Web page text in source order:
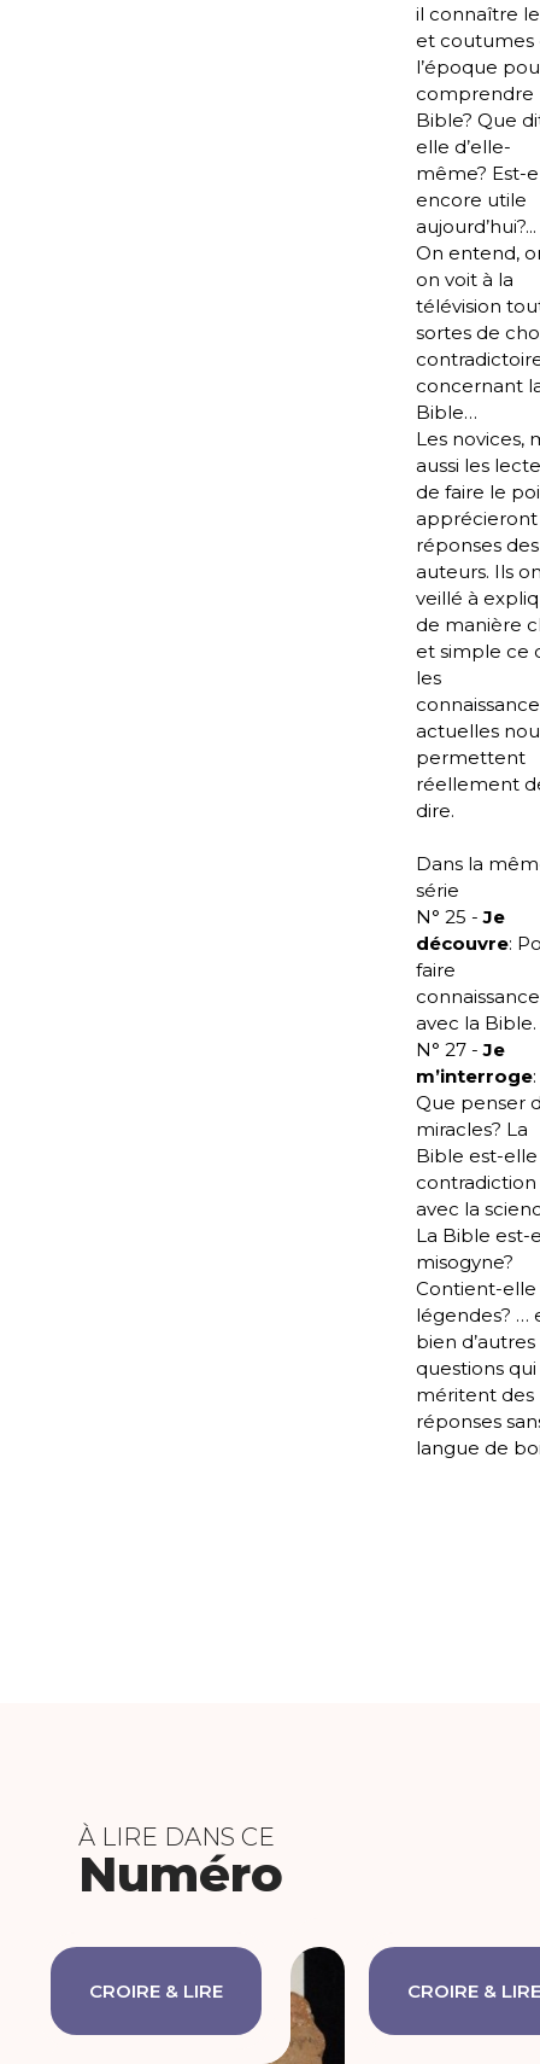
il connaître
et coutumes
l’époque
comprendre
Bible? Que
elle d’elle-
même? Est-
encore utile
aujourd’hui?...
On entend,
on voit à la
télévision
sortes de
concernant
Bible…
Les novices,
aussi les
de faire le
apprécieront
réponses des
auteurs. Ils
veillé à
de manière
et simple ce
les
actuelles
permettent
réellement
dire.
Dans la
série
N° 25 -Je
découvre:
faire
connaissance
avec la Bible.
N° 27 -Je
m’interroge:
Que penser
miracles? La
Bible est-
contradiction
avec la
La Bible est-
misogyne?
Contient-elle
légendes? …
bien d’autres
questions qui
méritent des
réponses
langue de
À LIRE DANS CE
Numéro
CROIRE & LIRE CROIRE &